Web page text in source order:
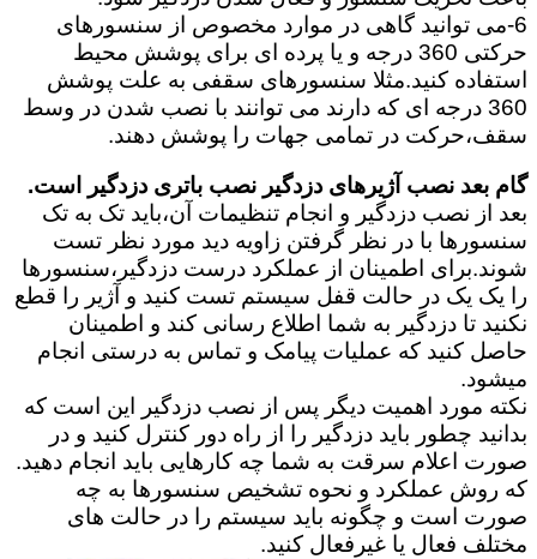
6-می توانید گاهی در موارد مخصوص از سنسورهای
حرکتی 360 درجه و یا پرده ای برای پوشش محیط
استفاده کنید.مثلا سنسورهای سقفی به علت پوشش
360 درجه ای که دارند می توانند با نصب شدن در وسط
سقف،حرکت در تمامی جهات را پوشش دهند.
گام بعد نصب آژیرهای دزدگیر نصب باتری دزدگیر است.
بعد از نصب دزدگیر و انجام تنظیمات آن،باید تک به تک
سنسورها با در نظر گرفتن زاویه دید مورد نظر تست
شوند.برای اطمینان از عملکرد درست دزدگیر،سنسورها
را یک یک در حالت قفل سیستم تست کنید و آژیر را قطع
نکنید تا دزدگیر به شما اطلاع رسانی کند و اطمینان
حاصل کنید که عملیات پیامک و تماس به درستی انجام
میشود.
نکته مورد اهمیت دیگر پس از نصب دزدگیر این است که
بدانید چطور باید دزدگیر را از راه دور کنترل کنید و در
صورت اعلام سرقت به شما چه کارهایی باید انجام دهید.
که روش عملکرد و نحوه تشخیص سنسورها به چه
صورت است و چگونه باید سیستم را در حالت های
مختلف فعال یا غیرفعال کنید.